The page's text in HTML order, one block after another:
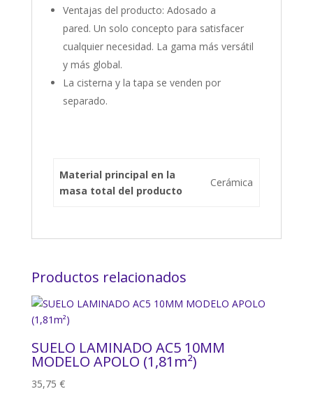
Ventajas del producto: Adosado a
pared. Un solo concepto para satisfacer
cualquier necesidad. La gama más versátil
y más global.
La cisterna y la tapa se venden por
separado.
Material principal en la
masa total del producto
Cerámica
Productos relacionados
SUELO LAMINADO AC5 10MM
MODELO APOLO (1,81m²)
35,75 €